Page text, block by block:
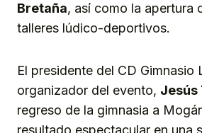
Bretaña, así como la apertura
talleres lúdico-deportivos.
El presidente del CD Gimnasio
organizador del evento, Jesús
regreso de la gimnasia a
resultado espectacular en una